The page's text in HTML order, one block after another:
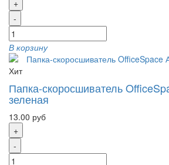
+
-
В корзину
Хит
Папка-скоросшиватель
зеленая
13.00 руб
+
-